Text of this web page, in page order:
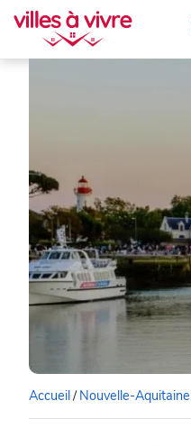
Accueil/ Nouvelle-Aquitaine